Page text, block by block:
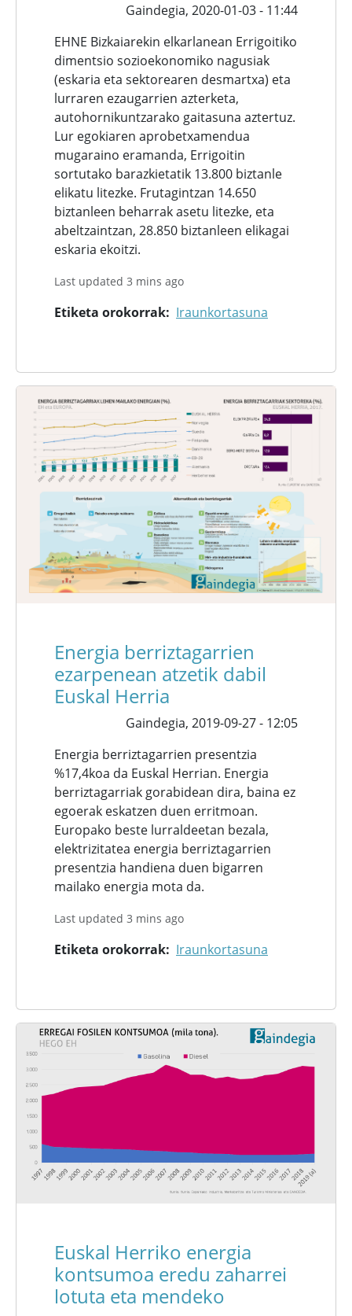
Gaindegia, 2020-01-03 - 11:44
EHNE Bizkaiarekin elkarlanean Errigoitiko
dimentsio sozioekonomiko nagusiak
(eskaria eta sektorearen desmartxa) eta
lurraren ezaugarrien azterketa,
autohornikuntzarako gaitasuna aztertuz.
Lur egokiaren aprobetxamendua
mugaraino eramanda, Errigoitin
sortutako barazkietatik 13.800 biztanle
elikatu litezke. Frutagintzan 14.650
biztanleen beharrak asetu litezke, eta
abeltzaintzan, 28.850 biztanleen elikagai
eskaria ekoitzi.
Last updated 3 mins ago
Etiketa orokorrak Iraunkortasuna
Energia berriztagarrien
ezarpenean atzetik dabil
Euskal Herria
Gaindegia, 2019-09-27 - 12:05
Energia berriztagarrien presentzia
%17,4koa da Euskal Herrian. Energia
berriztagarriak gorabidean dira, baina ez
egoerak eskatzen duen erritmoan.
Europako beste lurraldeetan bezala,
elektrizitatea energia berriztagarrien
presentzia handiena duen bigarren
mailako energia mota da.
Last updated 3 mins ago
Etiketa orokorrak Iraunkortasuna
Euskal Herriko energia
kontsumoa eredu zaharrei
lotuta eta mendeko